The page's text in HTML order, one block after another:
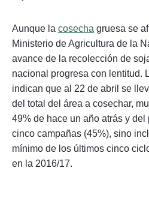
Aunque la cosecha gruesa se
Ministerio de Agricultura de la
avance de la recolección de
nacional progresa con lentitud.
indican que al 22 de abril se
del total del área a cosechar,
49% de hace un año atrás y
cinco campañas (45%), sino
mínimo de los últimos cinco
en la 2016/17.